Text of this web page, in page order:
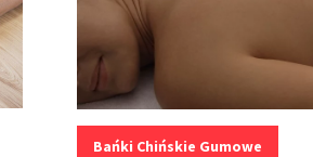
Kategorie:
Bańki Chińskie Gumowe